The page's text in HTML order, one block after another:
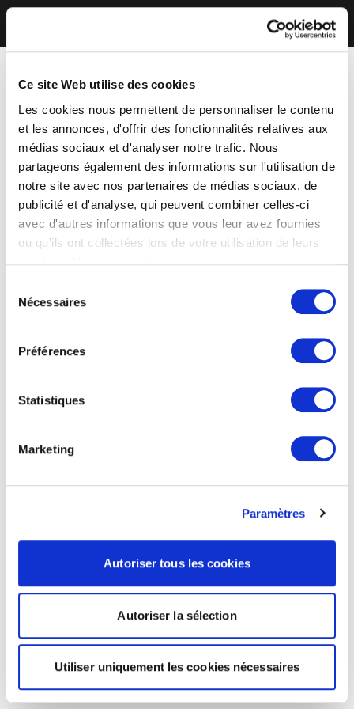
Ce site Web utilise des cookies
Les cookies nous permettent de personnaliser le contenu
et les annonces, d'offrir des fonctionnalités relatives aux
médias sociaux et d'analyser notre trafic. Nous
partageons également des informations sur l'utilisation de
notre site avec nos partenaires de médias sociaux, de
publicité et d'analyse, qui peuvent combiner celles-ci
avec d'autres informations que vous leur avez fournies
ou qu'ils ont collectées lors de votre utilisation de leurs
Nécessaires
Préférences
Statistiques
Marketing
Paramètres
Autoriser tous les cookies
Autoriser la sélection
Utiliser uniquement les cookies nécessaires